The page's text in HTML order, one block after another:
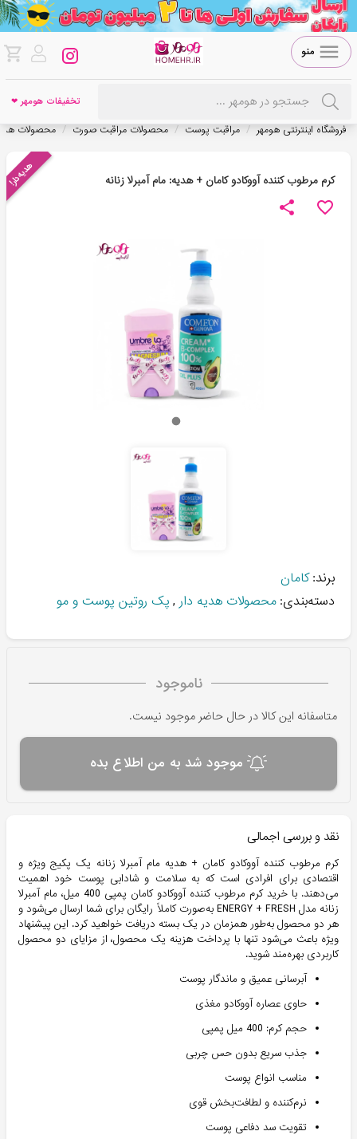
منو
تخفیفات هومهر ❤
فروشگاه اینترنتی هومهر / مراقبت پوست / محصولات مراقبت صورت / محصولات
کرم مرطوب کننده آووکادو کامان + هدیه: مام آمبرلا زنانه هدیه‌دار!
برند: کامان
دسته‌بندی: محصولات هدیه دار , پک روتین پوست و مو
ناموجود
متاسفانه این کالا در حال حاضر موجود نیست.
موجود شد به من اطلاع بده
نقد و بررسی اجمالی
کرم مرطوب کننده آووکادو کامان + هدیه مام آمبرلا زنانه یک پکیج ویژه و
اقتصادی برای افرادی است که به سلامت و شادابی پوست خود اهمیت
می‌دهند. با خرید کرم مرطوب کننده آووکادو کامان پمپی 400 میل، مام آمبرلا
زنانه مدل ENERGY + FRESH به‌صورت کاملاً رایگان برای شما ارسال می‌شود و
هر دو محصول به‌طور همزمان در یک بسته دریافت خواهید کرد. این پیشنهاد
ویژه باعث می‌شود تنها با پرداخت هزینه یک محصول، از مزایای دو محصول
کاربردی بهره‌مند شوید.
آبرسانی عمیق و ماندگار پوست
حاوی عصاره آووکادو مغذی
حجم کرم: 400 میل پمپی
جذب سریع بدون حس چربی
مناسب انواع پوست
نرم‌کننده و لطافت‌بخش قوی
تقویت سد دفاعی پوست